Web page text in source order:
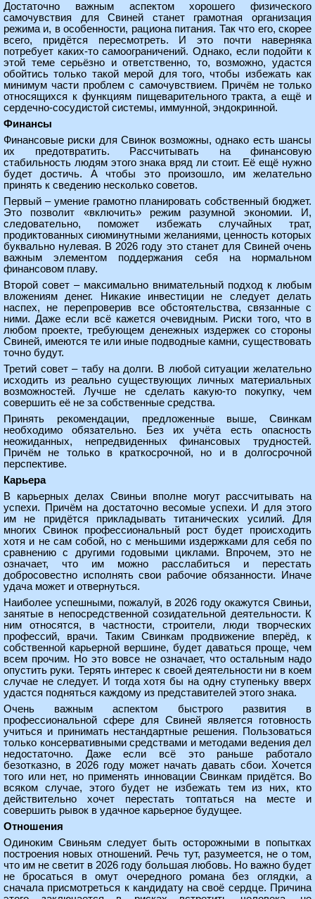
Достаточно важным аспектом хорошего физического
самочувствия для Свиней станет грамотная организация
режима и, в особенности, рациона питания. Так что его, скорее
всего, придётся пересмотреть. И это почти наверняка
потребует каких-то самоограничений. Однако, если подойти к
этой теме серьёзно и ответственно, то, возможно, удастся
обойтись только такой мерой для того, чтобы избежать как
минимум части проблем с самочувствием. Причём не только
относящихся к функциям пищеварительного тракта, а ещё и
сердечно-сосудистой системы, иммунной, эндокринной.
Финансы
Финансовые риски для Свинок возможны, однако есть шансы
их предотвратить. Рассчитывать на финансовую
стабильность людям этого знака вряд ли стоит. Её ещё нужно
будет достичь. А чтобы это произошло, им желательно
принять к сведению несколько советов.
Первый – умение грамотно планировать собственный бюджет.
Это позволит «включить» режим разумной экономии. И,
следовательно, поможет избежать случайных трат,
продиктованных сиюминутными желаниями, ценность которых
буквально нулевая. В 2026 году это станет для Свиней очень
важным элементом поддержания себя на нормальном
финансовом плаву.
Второй совет – максимально внимательный подход к любым
вложениям денег. Никакие инвестиции не следует делать
наспех, не перепроверив все обстоятельства, связанные с
ними. Даже если всё кажется очевидным. Риски того, что в
любом проекте, требующем денежных издержек со стороны
Свиней, имеются те или иные подводные камни, существовать
точно будут.
Третий совет – табу на долги. В любой ситуации желательно
исходить из реально существующих личных материальных
возможностей. Лучше не сделать какую-то покупку, чем
совершить её не за собственные средства.
Принять рекомендации, предложенные выше, Свинкам
необходимо обязательно. Без их учёта есть опасность
неожиданных, непредвиденных финансовых трудностей.
Причём не только в краткосрочной, но и в долгосрочной
перспективе.
Карьера
В карьерных делах Свиньи вполне могут рассчитывать на
успехи. Причём на достаточно весомые успехи. И для этого
им не придётся прикладывать титанических усилий. Для
многих Свинок профессиональный рост будет происходить
хотя и не сам собой, но с меньшими издержками для себя по
сравнению с другими годовыми циклами. Впрочем, это не
означает, что им можно расслабиться и перестать
добросовестно исполнять свои рабочие обязанности. Иначе
удача может и отвернуться.
Наиболее успешными, пожалуй, в 2026 году окажутся Свиньи,
занятые в непосредственной созидательной деятельности. К
ним относятся, в частности, строители, люди творческих
профессий, врачи. Таким Свинкам продвижение вперёд, к
собственной карьерной вершине, будет даваться проще, чем
всем прочим. Но это вовсе не означает, что остальным надо
опустить руки. Терять интерес к своей деятельности ни в коем
случае не следует. И тогда хотя бы на одну ступеньку вверх
удастся подняться каждому из представителей этого знака.
Очень важным аспектом быстрого развития в
профессиональной сфере для Свиней является готовность
учиться и принимать нестандартные решения. Пользоваться
только консервативными средствами и методами ведения дел
недостаточно. Даже если всё это раньше работало
безотказно, в 2026 году может начать давать сбои. Хочется
того или нет, но применять инновации Свинкам придётся. Во
всяком случае, этого будет не избежать тем из них, кто
действительно хочет перестать топтаться на месте и
совершить рывок в удачное карьерное будущее.
Отношения
Одиноким Свиньям следует быть осторожными в попытках
построения новых отношений. Речь тут, разумеется, не о том,
что им не светит в 2026 году большая любовь. Но важно будет
не бросаться в омут очередного романа без оглядки, а
сначала присмотреться к кандидату на своё сердце. Причина